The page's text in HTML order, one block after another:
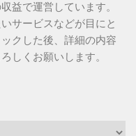
益で運営しています。
サービスなどが目にと
クした後、詳細の内容
しくお願いします。